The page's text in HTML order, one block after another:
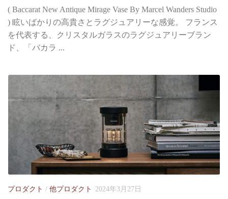
( Baccarat New Antique Mirage Vase By Marcel Wanders Studio
) 眩いばかりの高貴さとラグジュアリーな感覚。 フランス
を代表する、クリスタルガラスのラグジュアリーブラン
ド、「バカラ ...
プロダクト / 他プロダクト 2024年3月27日